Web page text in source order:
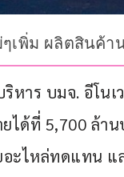
เพิ่ม ผลิตสินค้
าร บมจ. อีโน
ยได้ที่ 5,700 ล้า
อะไหล่ทดแทน